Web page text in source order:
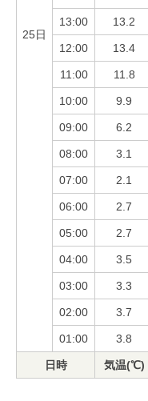
25日
13:00 13.2
12:00 13.4
11:00 11.8
10:00 9.9
09:00 6.2
08:00 3.1
07:00 2.1
06:00 2.7
05:00 2.7
04:00 3.5
03:00 3.3
02:00 3.7
01:00 3.8
日時 気温(℃)